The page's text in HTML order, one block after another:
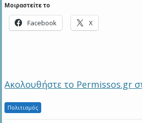
Μοιραστείτε το
Facebook X
Ακολουθήστε το Permissos.gr
Πολιτισμός